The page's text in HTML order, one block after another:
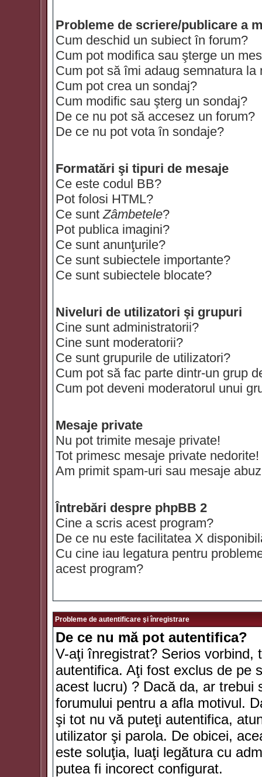
Probleme de scriere/publicare a
Cum deschid un subiect în forum?
Cum pot modifica sau şterge un
Cum pot să îmi adaug semnatura la
Cum pot crea un sondaj?
Cum modific sau şterg un sondaj?
De ce nu pot să accesez un forum?
De ce nu pot vota în sondaje?
Formatări şi tipuri de mesaje
Ce este codul BB?
Pot folosi HTML?
Ce suntZâmbetele?
Pot publica imagini?
Ce sunt anunţurile?
Ce sunt subiectele importante?
Ce sunt subiectele blocate?
Niveluri de utilizatori şi grupuri
Cine sunt administratorii?
Cine sunt moderatorii?
Ce sunt grupurile de utilizatori?
Cum pot să fac parte dintr-un grup
Cum pot deveni moderatorul unui
Mesaje private
Nu pot trimite mesaje private!
Tot primesc mesaje private nedorite!
Am primit spam-uri sau mesaje
Întrebări despre phpBB 2
Cine a scris acest program?
De ce nu este facilitatea X
Cu cine iau legatura pentru
acest program?
Probleme de autentificare şi înregistrare
De ce nu mă pot autentifica?
V-aţi înregistrat? Serios vorbind,
autentifica. Aţi fost exclus de pe
acest lucru) ? Dacă da, ar trebui
forumului pentru a afla motivul.
şi tot nu vă puteţi autentifica,
utilizator şi parola. De obicei,
este soluţia, luaţi legătura cu
putea fi incorect configurat.